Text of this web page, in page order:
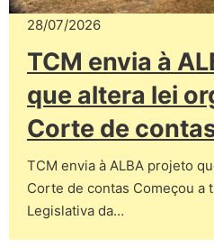
28/07/2026
TCM envia à
que altera lei
Corte de
TCM envia à ALBA projeto
Corte de contas Começou a
Legislativa da…